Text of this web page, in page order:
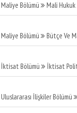
Maliye Bölümü Mali Hukuk
Maliye Bölümü Bütçe Ve
İktisat Bölümü İktisat
Uluslararası İlişkiler Bölümü